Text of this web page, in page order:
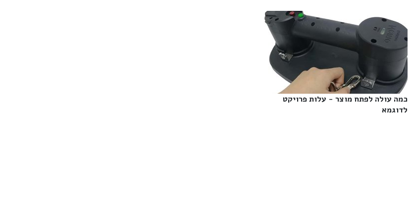
כמה עולה לפתח מוצר - עלות פרויקט
לדוגמא‎